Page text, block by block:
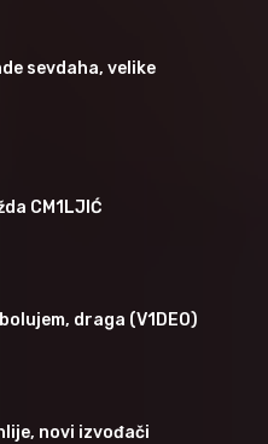
sevdaha, velike
CM1LJIĆ
draga (V1DEO)
novi izvođači